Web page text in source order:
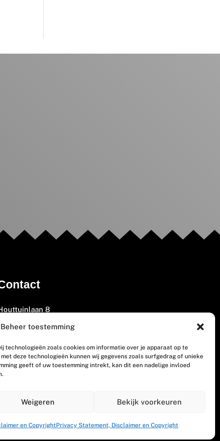
Beheer toestemming
technologieën zoals cookies om informatie over je apparaat op te
deze technologieën kunnen wij gegevens zoals surfgedrag of unieke
geeft of uw toestemming intrekt, kan dit een nadelige invloed
Weigeren Bekijk voorkeuren
en CopyrightPrivacy Statement, Disclaimer en Copyright
8
GM Woerden
405 200
disclaimer en copyright